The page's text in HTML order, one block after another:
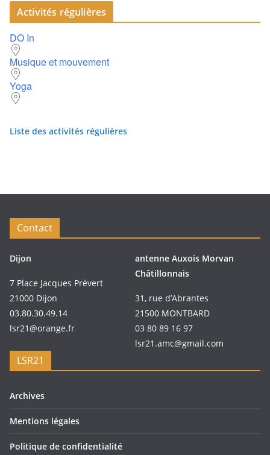
Activités régulières
DO In
Musique et mouvement
Yoga
Liste des activités régulières
Contact
Dijon
7 Place Jacques Prévert
21000 Dijon
03.80.30.49.14
lsr21@orange.fr
antenne Auxois Morvan
Châtillonnais
31, rue d’Abrantes
21500 MONTBARD
03 80 89 16 97
lsr21.amc@gmail.com
LSR21
Archives
Mentions légales
Politique de confidentialité